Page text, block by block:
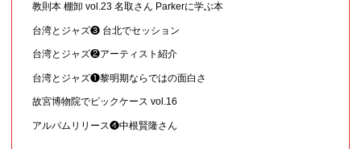
教則本 棚卸 vol.23 名取さん Parkerに学ぶ本
台湾とジャズ❸ 台北でセッション
台湾とジャズ❷アーティスト紹介
台湾とジャズ❶黎明期ならではの面白さ
故宮博物院でピックケース vol.16
アルバムリリース❹中根賢隆さん